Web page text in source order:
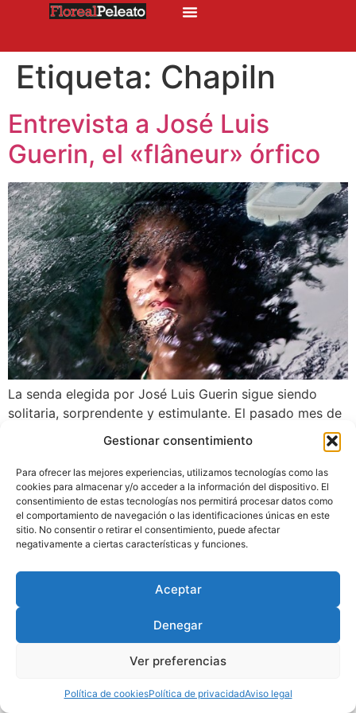
Gestionar consentimiento
Para ofrecer las mejores experiencias, utilizamos tecnologías como las
cookies para almacenar y/o acceder a la información del dispositivo. El
consentimiento de estas tecnologías nos permitirá procesar datos como
el comportamiento de navegación o las identificaciones únicas en este
sitio. No consentir o retirar el consentimiento, puede afectar
negativamente a ciertas características y funciones.
Aceptar
Denegar
Ver preferencias
Política de cookiesPolítica de privacidadAviso legal
Etiqueta: Chapiln
Entrevista a José Luis
Guerin, el «flâneur» órfico
La senda elegida por José Luis Guerin sigue siendo
solitaria, sorprendente y estimulante. El pasado mes de
junio mantuve con él una conversación que trata de
seguir sus pasos, comprender sus planteamientos y
algunas de sus preguntas relativas a su quehacer. En
otras palabras acercarse al pensamiento de un cineasta
que se siente atraído por l’avant-garde y l’arrière-garde.
de Privacidad|Aviso Legal|